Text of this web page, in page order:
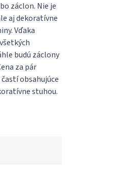
záclon. Nie je
aj dekoratívne
Vďaka
budú záclony
za pár
obsahujúce
stuhou.